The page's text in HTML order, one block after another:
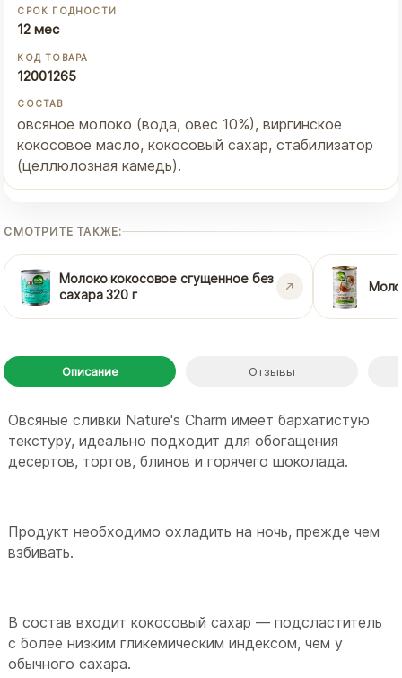
СРОК ГОДНОСТИ
12 мес
КОД ТОВАРА
12001265
СОСТАВ
овсяное молоко (вода, овес 10%), виргинское
кокосовое масло, кокосовый сахар, стабилизатор
(целлюлозная камедь).
СМОТРИТЕ ТАКЖЕ:
Молоко кокосовое сгущенное без
сахара 320 г
Описание Отзывы
Овсяные сливки Nature's Charm имеет бархатистую
текстуру, идеально подходит для обогащения
десертов, тортов, блинов и горячего шоколада.
Продукт необходимо охладить на ночь, прежде чем
взбивать.
В состав входит кокосовый сахар — подсластитель
с более низким гликемическим индексом, чем у
обычного сахара.